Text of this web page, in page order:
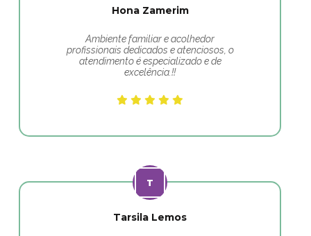
Hona Zamerim
Ambiente familiar e acolhedor
profissionais dedicados e atenciosos, o
atendimento é especializado e de
excelência.!!
Tarsila Lemos